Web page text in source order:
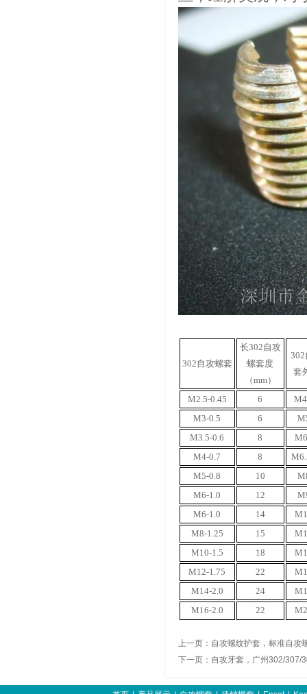
302自攻螺套
长302自攻
螺套度
（mm）
302
套
M2.5-0.45 6
M3-0.5
6
M3.5-0.6
8
M4-0.7
8
M5-0.8
10
M6-1.0
12
M6-1.0
14
M8-1.25
15
M10-1.5
18
M12-1.75
22
M14-2.0
24
M16-2.0
22
上一页： 自攻螺纹护套，标准自攻
下一页： 自攻牙套，广州302/307/